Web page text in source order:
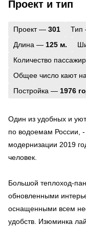
Проект и тип
Проект — 301
Длина — 125 м.
Количество
Общее число кают
Постройка — 1976
Один из удобных и
по водоемам России,
модернизации 2019
человек.
Большой теплоход-
обновленными
оснащенными всем
удобств. Изюминка